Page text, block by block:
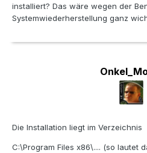
installiert? Das wäre wegen der
Systemwiederherstellung ganz
Die Installation liegt im Verzeichnis
C:\Program Files x86\.... (so lautet